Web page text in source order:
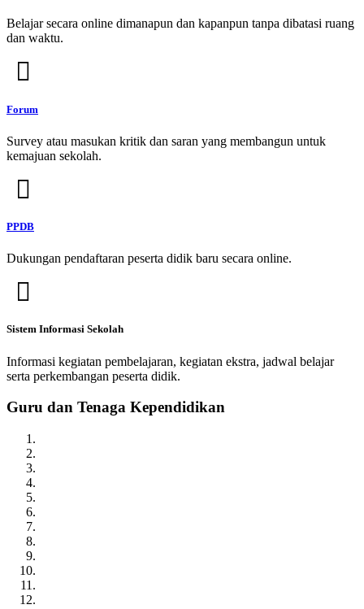
Belajar secara online dimanapun dan kapanpun tanpa dibatasi ruang
dan waktu.
Forum
Survey atau masukan kritik dan saran yang membangun untuk
kemajuan sekolah.
PPDB
Dukungan pendaftaran peserta didik baru secara online.
Sistem Informasi Sekolah
Informasi kegiatan pembelajaran, kegiatan ekstra, jadwal belajar
serta perkembangan peserta didik.
Guru dan Tenaga Kependidikan